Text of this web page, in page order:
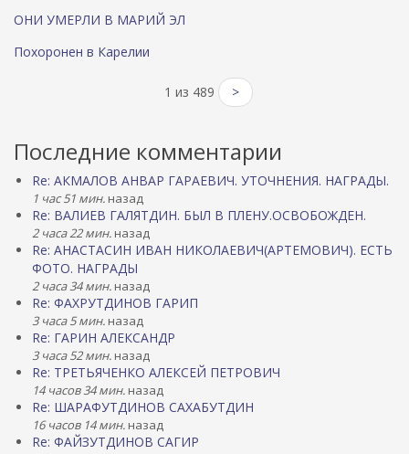
ОНИ УМЕРЛИ В МАРИЙ ЭЛ
Похоронен в Карелии
1 из 489 >
Последние комментарии
Re: АКМАЛОВ АНВАР ГАРАЕВИЧ. УТОЧНЕНИЯ. НАГРАДЫ.
1 час 51 мин. назад
Re: ВАЛИЕВ ГАЛЯТДИН. БЫЛ В ПЛЕНУ.ОСВОБОЖДЕН.
2 часа 22 мин. назад
Re: АНАСТАСИН ИВАН НИКОЛАЕВИЧ(АРТЕМОВИЧ). ЕСТЬ
ФОТО. НАГРАДЫ
2 часа 34 мин. назад
Re: ФАХРУТДИНОВ ГАРИП
3 часа 5 мин. назад
Re: ГАРИН АЛЕКСАНДР
3 часа 52 мин. назад
Re: ТРЕТЬЯЧЕНКО АЛЕКСЕЙ ПЕТРОВИЧ
14 часов 34 мин. назад
Re: ШАРАФУТДИНОВ САХАБУТДИН
16 часов 14 мин. назад
Re: ФАЙЗУТДИНОВ САГИР